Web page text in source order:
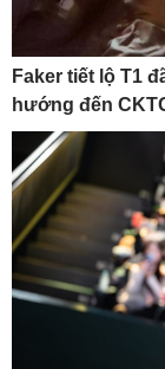
Faker tiết lộ T1
hướng đến